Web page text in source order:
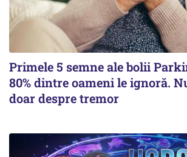
Primele 5 semne ale bolii
80% dintre oameni le ignoră.
doar despre tremor